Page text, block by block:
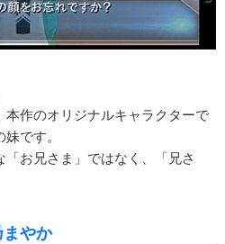
本作のオリジナルキャラクターで
です。
お兄さま」ではなく、「兄さ
やか